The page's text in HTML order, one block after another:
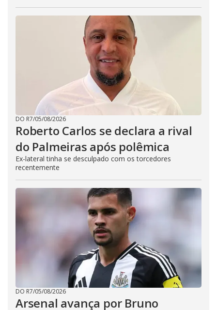
DO R7/05/08/2026
Roberto Carlos se declara a rival
do Palmeiras após polêmica
Ex-lateral tinha se desculpado com os torcedores
recentemente
DO R7/05/08/2026
Arsenal avança por Bruno